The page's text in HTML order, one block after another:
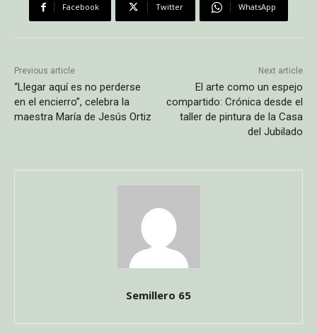
Facebook Twitter WhatsApp
Previous article
“Llegar aquí es no perderse
en el encierro”, celebra la
maestra María de Jesús Ortiz
Next article
El arte como un espejo
compartido: Crónica desde el
taller de pintura de la Casa
del Jubilado
Semillero 65